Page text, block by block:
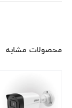
محصولات مشابه